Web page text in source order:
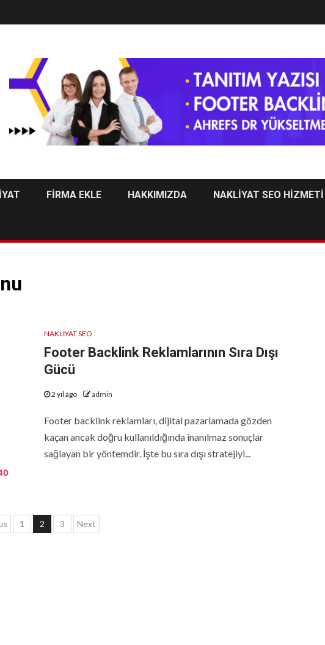
FİRMA EKLE HAKKIMIZDA NAKLİYAT SEO HİZMETİ
NAKLIYAT SEO
Footer Backlink Reklamlarının Sıra Dışı
Gücü
2 yıl ago admin
Footer backlink reklamları, dijital pazarlamada gözden
kaçan ancak doğru kullanıldığında inanılmaz sonuçlar
sağlayan bir yöntemdir. İşte bu sıra dışı stratejiyi...
1 2 3 Next